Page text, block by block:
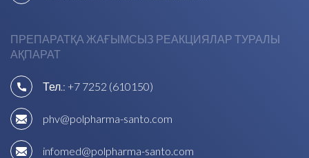
ПРЕПАРАТҚА ЖАҒЫМСЫЗ РЕАКЦИЯЛАР ТУРАЛЫ
АҚПАРАТ
Тел.: +7 7252 (610150)
phv@polpharma-santo.com
infomed@polpharma-santo.com